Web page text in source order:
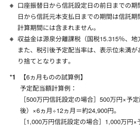
口座振替日から信託設定日の前日までの
日から信託元本支払日までの期間は信託
計算期間には含まれません。
収益金は源泉分離課税（国税15.315％、地
また、税引後予定配当率は、表示位未満
り捨てとなります。
【6ヵ月ものの試算例】
予定配当額計算例：
［500万円信託設定の場合］500万円×予
後）×6ヵ月÷12ヵ月＝約24,900円。
［1,000万円信託設定の場合］1,000万円